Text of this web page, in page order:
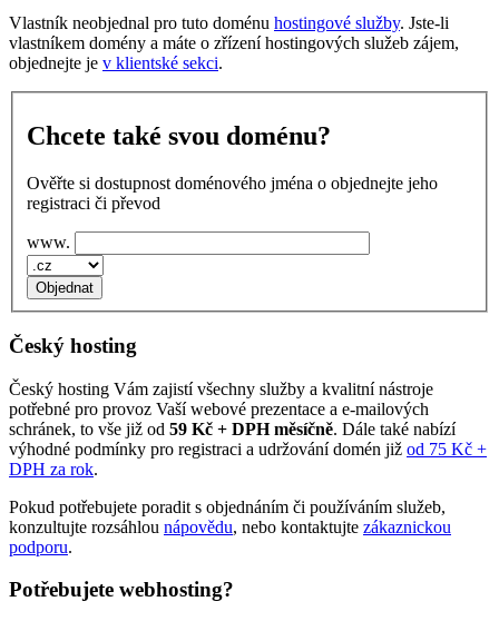
Vlastník neobjednal pro tuto doménu hostingové služby. Jste-li
vlastníkem domény a máte o zřízení hostingových služeb zájem,
objednejte je v klientské sekci.
Chcete také svou doménu?
Ověřte si dostupnost doménového jména o objednejte jeho
registraci či převod
www.
Český hosting
Český hosting Vám zajistí všechny služby a kvalitní nástroje
potřebné pro provoz Vaší webové prezentace a e‑mailových
schránek, to vše již od 59 Kč + DPH měsíčně. Dále také nabízí
výhodné podmínky pro registraci a udržování domén již od 75 Kč +
DPH za rok.
Pokud potřebujete poradit s objednáním či používáním služeb,
konzultujte rozsáhlou nápovědu, nebo kontaktujte zákaznickou
podporu.
Potřebujete webhosting?